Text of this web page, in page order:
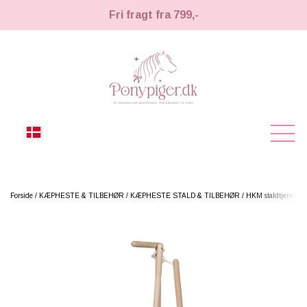
Fri fragt fra 799,-
NYHEDER
KÆPHESTE
STRIGLER & TILBEHØR
LEMIEUX TOY PONY
TIL HESTEPIGER
Forside KÆPHESTE & TILBEHØR KÆPHESTE STALD & TILBEHØR HKM staldtjener &